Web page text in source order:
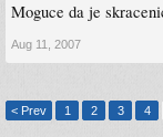
Moguce da je
Aug 11, 2007
< Prev
1 2 3 4